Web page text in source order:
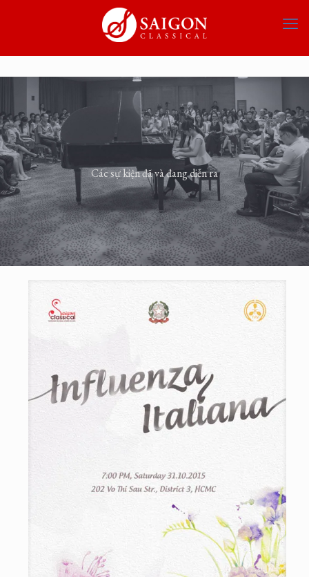
Các sự kiện đã và đang diễn ra